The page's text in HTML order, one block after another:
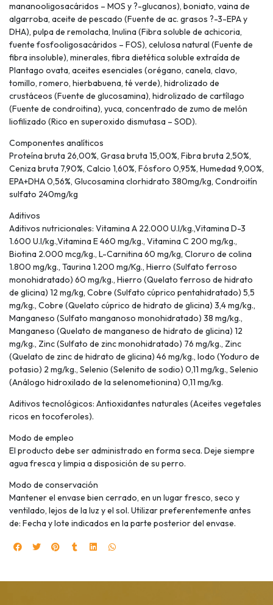
mananooligosacáridos – MOS y ?-glucanos), boniato, vaina de
algarroba, aceite de pescado (Fuente de ac. grasos ?-3-EPA y
DHA), pulpa de remolacha, Inulina (Fibra soluble de achicoria,
fuente fosfooligosacáridos – FOS), celulosa natural (Fuente de
fibra insoluble), minerales, fibra dietética soluble extraída de
Plantago ovata, aceites esenciales (orégano, canela, clavo,
tomillo, romero, hierbabuena, té verde), hidrolizado de
crustáceos (Fuente de glucosamina), hidrolizado de cartílago
(Fuente de condroitina), yuca, concentrado de zumo de melón
liofilizado (Rico en superoxido dismutasa – SOD).
Componentes analíticos
Proteína bruta 26,00%, Grasa bruta 15,00%, Fibra bruta 2,50%,
Ceniza bruta 7,90%, Calcio 1,60%, Fósforo 0,95%, Humedad 9,00%,
EPA+DHA 0,56%, Glucosamina clorhidrato 380mg/kg, Condroitín
sulfato 240mg/kg
Aditivos
Aditivos nutricionales: Vitamina A 22.000 U.I/kg.,Vitamina D-3
1.600 U.I/kg.,Vitamina E 460 mg/kg., Vitamina C 200 mg/kg.,
Biotina 2.000 mcg/kg., L-Carnitina 60 mg/kg, Cloruro de colina
1.800 mg/kg., Taurina 1.200 mg/Kg., Hierro (Sulfato ferroso
monohidratado) 60 mg/kg., Hierro (Quelato ferroso de hidrato
de glicina) 12 mg/kg, Cobre (Sulfato cúprico pentahidratado) 5,5
mg/kg., Cobre (Quelato cúprico de hidrato de glicina) 3,4 mg/kg.,
Manganeso (Sulfato manganoso monohidratado) 38 mg/kg.,
Manganeso (Quelato de manganeso de hidrato de glicina) 12
mg/kg., Zinc (Sulfato de zinc monohidratado) 76 mg/kg., Zinc
(Quelato de zinc de hidrato de glicina) 46 mg/kg., Iodo (Yoduro de
potasio) 2 mg/kg., Selenio (Selenito de sodio) 0,11 mg/kg., Selenio
(Análogo hidroxilado de la selenometionina) 0,11 mg/kg.
Aditivos tecnológicos: Antioxidantes naturales (Aceites vegetales
ricos en tocoferoles).
Modo de empleo
El producto debe ser administrado en forma seca. Deje siempre
agua fresca y limpia a disposición de su perro.
Modo de conservación
Mantener el envase bien cerrado, en un lugar fresco, seco y
ventilado, lejos de la luz y el sol. Utilizar preferentemente antes
de: Fecha y lote indicados en la parte posterior del envase.